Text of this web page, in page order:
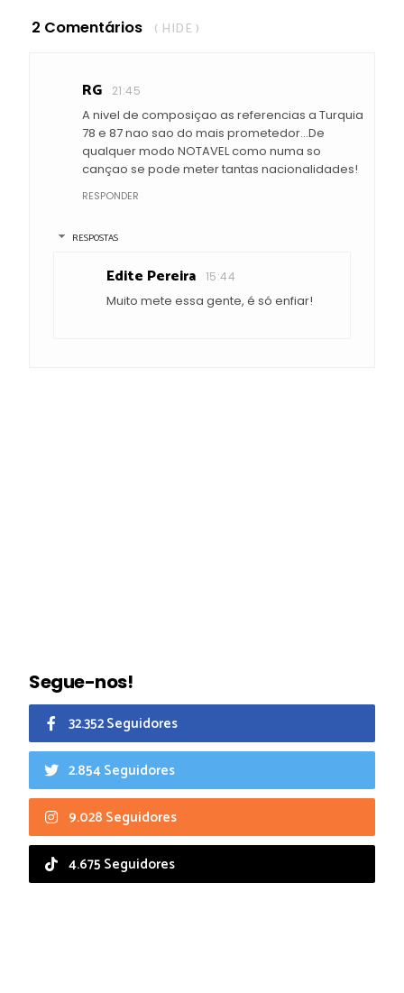
2 Comentários ( HIDE )
RG 21:45
A nivel de composiçao as referencias a Turquia
78 e 87 nao sao do mais prometedor...De
qualquer modo NOTAVEL como numa so
cançao se pode meter tantas nacionalidades!
RESPONDER
RESPOSTAS
Edite Pereira 15:44
Muito mete essa gente, é só enfiar!
Segue-nos!
32.352 Seguidores
2.854 Seguidores
9.028 Seguidores
4.675 Seguidores